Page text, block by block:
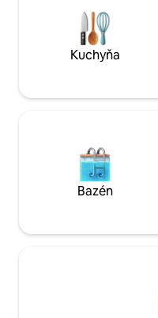
kempov pre obytné
Oaks Campground.
Kuchyňa
Bazén